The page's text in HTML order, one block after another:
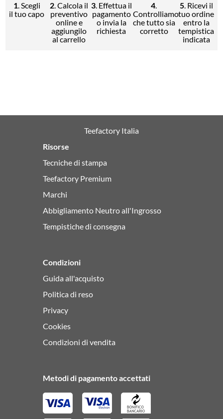
1. Scegli
il tuo capo
2. Calcola il
preventivo
online e
aggiungilo
al carrello
3. Effettua il
pagamento
o invia la
richiesta
4.
Controlliamo
che tutto sia
corretto
5. Ricevi il
tuo ordine
entro la
tempistica
indicata
Teefactory Italia
Risorse
Tecniche di stampa
Teefactory Premium
Marchi
Abbigliamento Neutro all'Ingrosso
Tempistiche di consegna
Condizioni
Guida all'acquisto
Politica di reso
Privacy
Cookies
Condizioni di vendita
Metodi di pagamento accettati